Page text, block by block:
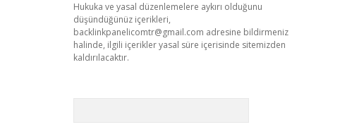
Hukuka ve yasal düzenlemelere aykırı olduğunu
düşündüğünüz içerikleri,
backlinkpanelicomtr@gmail.com adresine bildirmeniz
halinde, ilgili içerikler yasal süre içerisinde sitemizden
kaldırılacaktır.